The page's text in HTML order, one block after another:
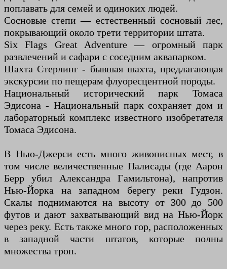
поплавать для семей и одиноких людей.
Сосновые степи — естественный сосновый лес,
покрывающий около трети территории штата.
Six Flags Great Adventure — огромный парк
развлечений и сафари с соседним аквапарком.
Шахта Стерлинг - бывшая шахта, предлагающая
экскурсии по пещерам флуоресцентной породы.
Национальный исторический парк Томаса
Эдисона - Национальный парк сохраняет дом и
лабораторный комплекс известного изобретателя
Томаса Эдисона.
В Нью-Джерси есть много живописных мест, в
том числе величественные Палисады (где Аарон
Берр убил Александра Гамильтона), напротив
Нью-Йорка на западном берегу реки Гудзон.
Скалы поднимаются на высоту от 300 до 500
футов и дают захватывающий вид на Нью-Йорк
через реку. Есть также много гор, расположенных
в западной части штатов, которые полны
множества троп.